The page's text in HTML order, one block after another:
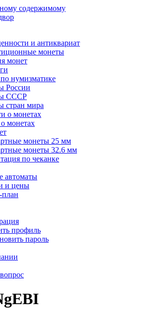
содержимому
и антиквариат
монеты
монет
нумизматике
России
СССР
стран мира
о монетах
монетах
монеты 25 мм
монеты 32.6 мм
по чеканке
автоматы
и цены
план
профиль
пароль